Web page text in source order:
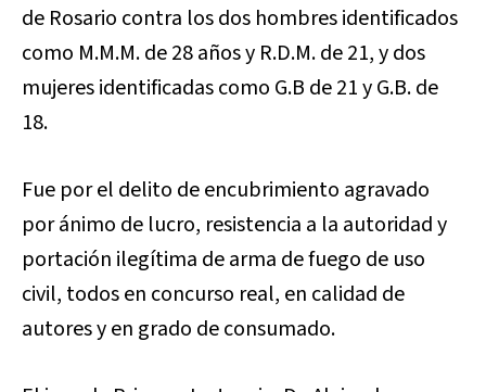
de Rosario contra los dos hombres identificados
como M.M.M. de 28 años y R.D.M. de 21, y dos
mujeres identificadas como G.B de 21 y G.B. de
18.
Fue por el delito de encubrimiento agravado
por ánimo de lucro, resistencia a la autoridad y
portación ilegítima de arma de fuego de uso
civil, todos en concurso real, en calidad de
autores y en grado de consumado.